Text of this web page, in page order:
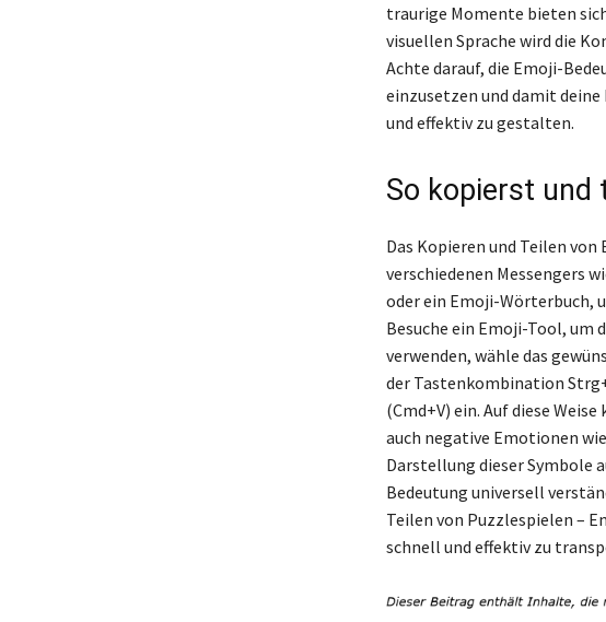
traurige Momente bieten
visuellen Sprache wird die
Achte darauf, die Emoji-
einzusetzen und damit
und effektiv zu gestalten.
So kopierst und
Das Kopieren und Teilen
verschiedenen Messengers
oder ein Emoji-Wörterbuch,
Besuche ein Emoji-Tool, um
verwenden, wähle das
der Tastenkombination
(Cmd+V) ein. Auf diese
auch negative Emotionen
Darstellung dieser Symbole
Bedeutung universell
Teilen von Puzzlespielen –
schnell und effektiv zu